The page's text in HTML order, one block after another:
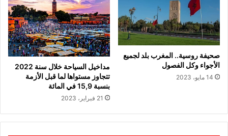
صحيفة روسية.. المغرب بلد لجميع
الأجواء وكل الفصول
14 مايو، 2023
مداخيل السياحة خلال سنة 2022
تتجاوز مستواها لما قبل الأزمة
بنسبة 15,9 في المائة
21 فبراير، 2023